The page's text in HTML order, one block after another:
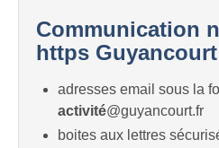
Communication
https Guyancourt
adresses email sous la
activité@guyancourt.fr
boites aux lettres